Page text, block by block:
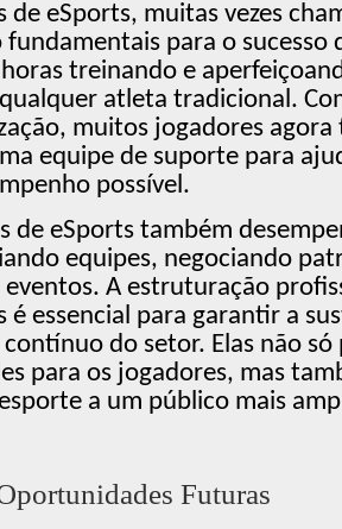
de eSports, muitas vezes
fundamentais para o sucesso
horas treinando e
atleta tradicional.
muitos jogadores
equipe de suporte para
possível.
de eSports também
equipes, negociando
A estruturação
é essencial para garantir a
do setor. Elas não
para os jogadores, mas
a um público mais
Futuras